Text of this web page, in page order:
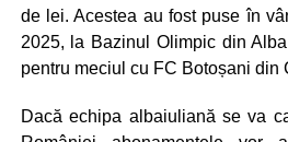
de lei. Acestea au fost puse în
2025, la Bazinul Olimpic din
pentru meciul cu FC Botoșani din
Dacă echipa albaiuliană se va